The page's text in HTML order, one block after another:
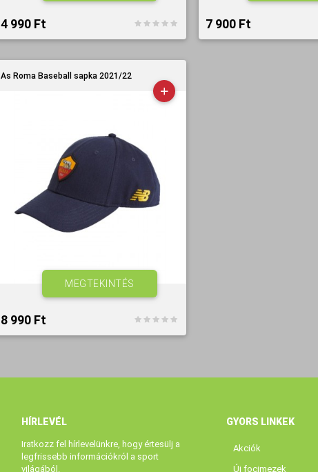
4 990 Ft‎ 7 900 Ft‎
As Roma Baseball sapka 2021/22
8 990 Ft‎
MEGTEKINTÉS
HÍRLEVÉL
Iratkozz fel hírlevelünkre, hogy értesülj a
legfrissebb információkról a sport
világából.
GYORS LINKEK
Akciók
Új focimezek